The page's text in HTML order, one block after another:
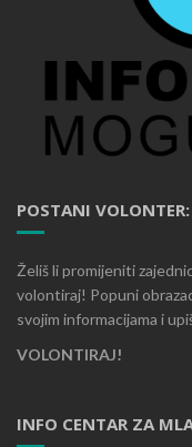
POSTANI VOLONTER:
Želiš li promijeniti
volontiraj! Popuni
svojim informacijama i
VOLONTIRAJ!
INFO CENTAR ZA